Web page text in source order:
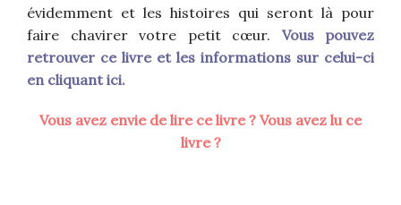
évidemment et les histoires qui seront là pour
faire chavirer votre petit cœur. Vous pouvez
retrouver ce livre et les informations sur celui-ci
en cliquant ici.
Vous avez envie de lire ce livre ? Vous avez lu ce
livre ?